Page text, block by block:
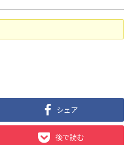
シェア
後で読む